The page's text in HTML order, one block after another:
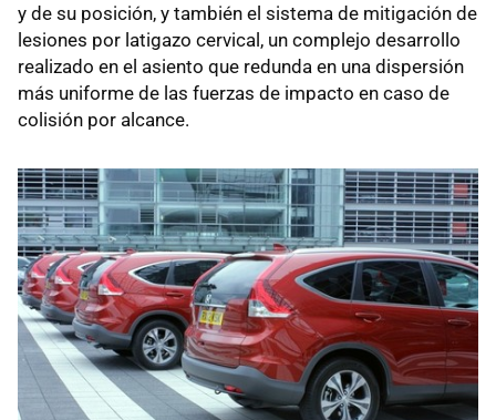
y de su posición, y también el sistema de mitigación de
lesiones por latigazo cervical, un complejo desarrollo
realizado en el asiento que redunda en una dispersión
más uniforme de las fuerzas de impacto en caso de
colisión por alcance.